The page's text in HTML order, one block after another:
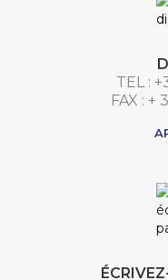
TEL :
FAX : +